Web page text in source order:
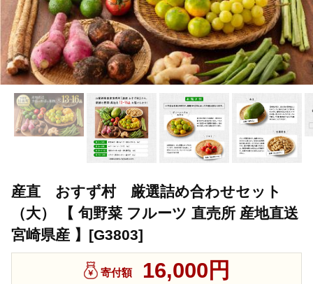
産直 おすず村 厳選詰め合わせセット
（大） 【 旬野菜 フルーツ 直売所 産地直送
宮崎県産 】[G3803]
寄付額 16,000円